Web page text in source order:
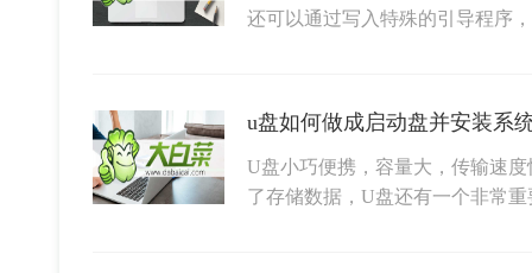
还可以通过写入特殊的引导程序
u盘如何做成启动盘并安装系
U盘小巧便携，容量大，传输速
了存储数据，U盘还有一个非常